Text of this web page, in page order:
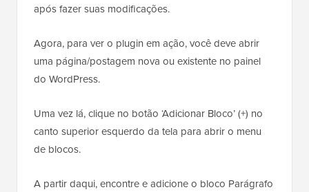
após fazer suas modificações.
Agora, para ver o plugin em ação, você deve abrir
uma página/postagem nova ou existente no painel
do WordPress.
Uma vez lá, clique no botão ‘Adicionar Bloco’ (+) no
canto superior esquerdo da tela para abrir o menu
de blocos.
A partir daqui, encontre e adicione o bloco Parágrafo